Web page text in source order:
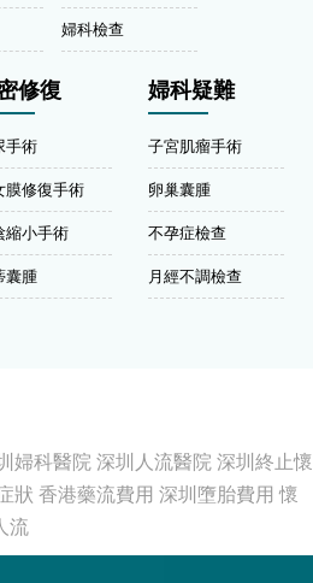
婦科檢查
修復
手術
膜修復手術
縮小手術
囊腫
婦科疑難
子宮肌瘤手術
卵巢囊腫
不孕症檢查
月經不調檢查
婦科醫院深圳人流醫院深圳終止懷
狀 香港藥流費用 深圳墮胎費用 懷
流